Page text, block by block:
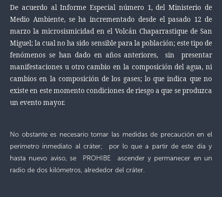
De acuerdo al Informe Especial número 1, del Ministerio de
Medio Ambiente, se ha incrementado desde el pasado 12 de
marzo la microsismicidad en el Volcán Chaparrastique de San
Miguel; la cual no ha sido sensible para la población; este tipo de
fenómenos se han dado en años anteriores, sin presentar
manifestaciones u otro cambio en la composición del agua, ni
cambios en la composición de los gases; lo que indica que no
existe en este momento condiciones de riesgo a que se produzca
un evento mayor.
No obstante es necesario tomar las medidas de precaución en el
perímetro inmediato al cráter; por lo que a partir de este día y
hasta nuevo aviso, se PROHIBE ascender y permanecer en un
radio de dos kilómetros, alrededor del cráter.